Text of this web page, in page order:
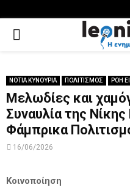
PRIMARY
ΝΟΤΙΑ ΚΥΝΟΥΡΙΑ ΠΟΛΙΤΙΣΜΟΣ ΡΟΗ
Μελωδίες και
Συναυλία της
Φάμπρικα
16/06/2026
Κοινοποίηση